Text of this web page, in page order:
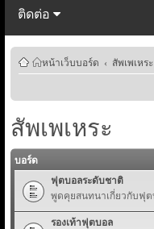
ติดต่อ
หน้าเว็บบอร์ด ‹ สัพเพเหระ
สัพเพเหระ
บอร์ด
ฟุตบอลระดับชาติ
พูดคุยสนทนาเกี่ยวกับฟุ
รองเท้าฟุตบอล